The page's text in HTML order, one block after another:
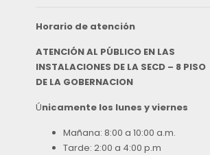
Horario de atención
ATENCIÓN AL PÚBLICO EN LAS
INSTALACIONES DE LA SECD – 8 PISO
DE LA GOBERNACION
Únicamente los lunes y viernes
Mañana: 8:00 a 10:00 a.m.
Tarde: 2:00 a 4:00 p.m